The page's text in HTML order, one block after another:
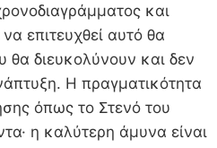
και
επιτευχθεί αυτό θα
θα διευκολύνουν και δεν
Η πραγματικότητα
όπως το Στενό του
η καλύτερη άμυνα είναι